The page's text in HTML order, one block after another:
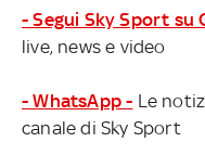
- Segui Sky Sport su
live, news e video
- WhatsApp - Le
canale di Sky Sport